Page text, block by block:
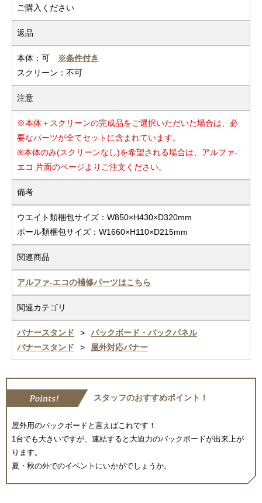
ご購入ください
返品
本体：可
※条件付き
スクリーン：不可
注意
※本体＋スクリーンの完成品をご選択いただいた場合は、必
要なパーツが全てセットに含まれています。
※本体のみ(スクリーンなし)を希望される場合は、アルファ-
エコ 片面のページよりご注文ください。
備考
ウエイト類梱包サイズ：W850×H430×D320mm
ポール類梱包サイズ：W1660×H110×D215mm
関連商品
アルファ-エコの補修パーツはこちら
関連カテゴリ
バナースタンド
バックボード・バックパネル
バナースタンド
屋外対応バナー
スタッフのおすすめポイント！
屋外用のバックボードと言えばこれです！
1台でも大きいですが、連結すると大迫力のバックボードが出来上が
ります。
夏・秋の外でのイベントにいかがでしょうか。